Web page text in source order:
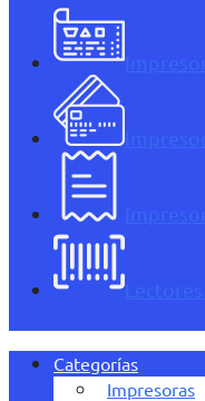
Categorías
Impresoras